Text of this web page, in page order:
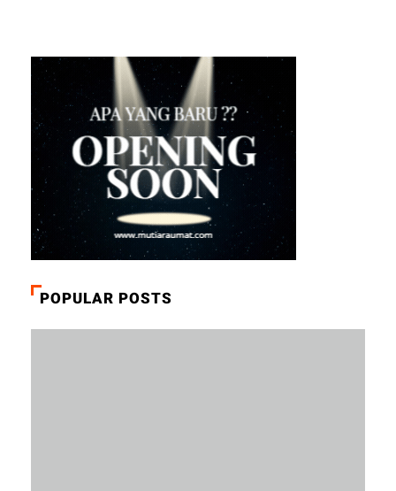
POPULAR POSTS